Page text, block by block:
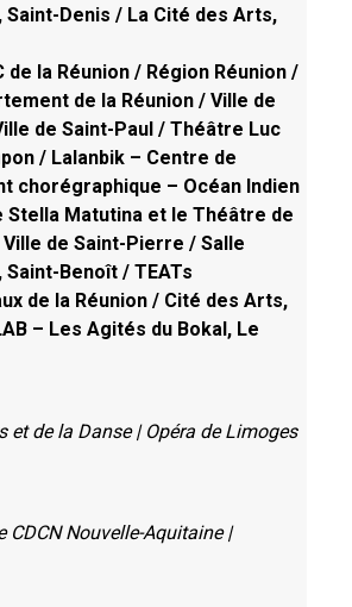
Saint-Denis / La Cité des Arts,
de la Réunion / Région Réunion /
de la Réunion / Ville de
de Saint-Paul / Théâtre Luc
/ Lalanbik – Centre de
chorégraphique – Océan Indien
Stella Matutina et le Théâtre de
de Saint-Pierre / Salle
Saint-Benoît / TEATs
de la Réunion / Cité des Arts,
– Les Agités du Bokal, Le
et de la Danse | Opéra de Limoges
CDCN Nouvelle-Aquitaine |